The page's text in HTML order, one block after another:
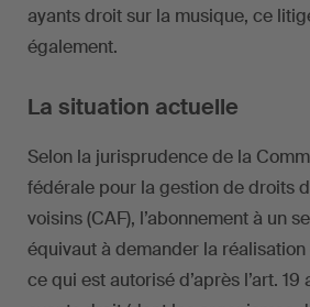
ayants droit sur la musique, ce
également.
La situation actuelle
Selon la jurisprudence de la
fédérale pour la gestion de droits
voisins (CAF), l’abonnement à un
équivaut à demander la réalisation
ce qui est autorisé d’après l’art. 19